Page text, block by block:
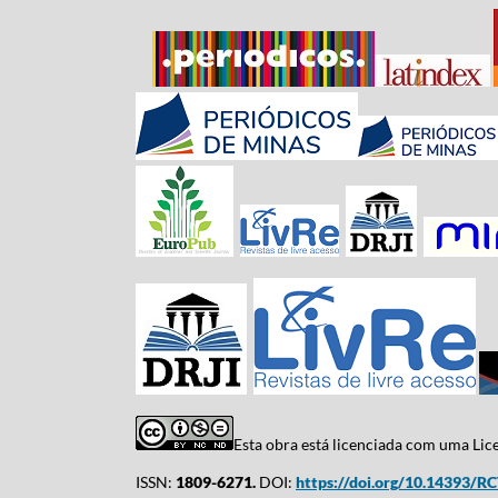
Esta obra está licenciada com uma
ISSN: 1809-6271. DOI: https://doi.org/10.14393/